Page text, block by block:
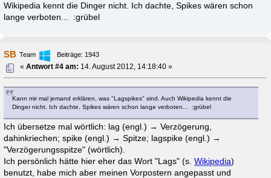
Wikipedia kennt die Dinger nicht. Ich dachte, Spikes wären schon
lange verboten... :grübel
SB Team
Beiträge: 1943
«Antwort #4 am: 14. August 2012, 14:18:40 »
Kann mir mal jemand erklären, was "Lagspikes" sind. Auch Wikipedia kennt die
Dinger nicht. Ich dachte, Spikes wären schon lange verboten... :grübel
Ich übersetze mal wörtlich: lag (engl.) → Verzögerung,
dahinkriechen; spike (engl.) → Spitze; lagspike (engl.) →
"Verzögerungsspitze" (wörtlich).
Ich persönlich hätte hier eher das Wort "Lags" (s.Wikipedia)
benutzt, habe mich aber meinen Vorpostern angepasst und